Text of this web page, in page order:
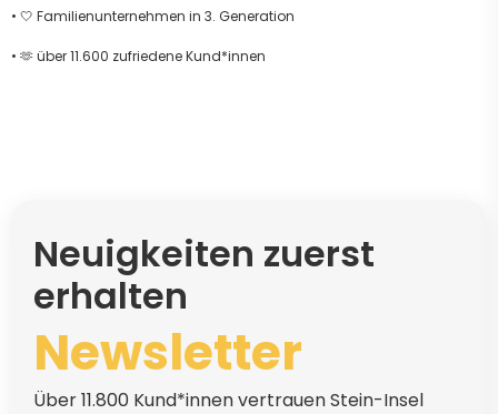
• 🤍 Familienunternehmen in 3. Generation
• 🫶 über 11.600 zufriedene Kund*innen
Neuigkeiten zuerst
erhalten
Newsletter
Über 11.800 Kund*innen vertrauen Stein-Insel